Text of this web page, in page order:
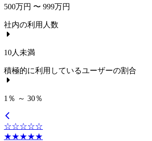
500万円 〜 999万円
社内の利用人数
10人未満
積極的に利用しているユーザーの割合
1％ ～ 30％
☆☆☆☆☆
★★★★★